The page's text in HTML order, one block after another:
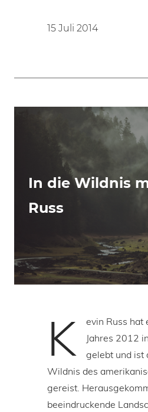
15 Juli 2014
In die Wildnis
Russ
K
evin Russ hat
Jahres 2012
gelebt und ist
Wildnis des
gereist.
beeindruckende